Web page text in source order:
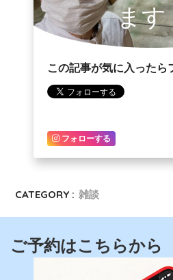
ます
この記事が気に入ったら
フォローする
CATEGORY : 雑談
ご予約はこちらから